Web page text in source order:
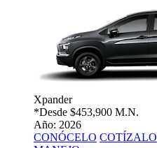
Xpander
*Desde $453,900 M.N.
Año: 2026
CONÓCELO COTÍZALO